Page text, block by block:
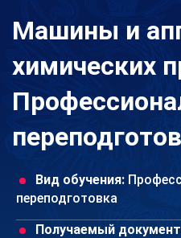
Машины и
химических
Вид обучения:
переподготовка
Получаемый